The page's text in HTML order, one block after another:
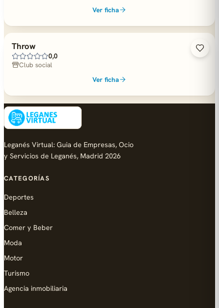
Ver ficha
Throw
0,0
Club social
Ver ficha
Leganés Virtual: Guia de Empresas, Ocio
y Servicios de Leganés, Madrid 2026
CATEGORÍAS
Deportes
Belleza
Comer y Beber
Moda
Motor
Turismo
Agencia inmobiliaria